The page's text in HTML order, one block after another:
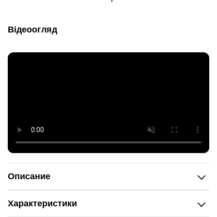
Відеоогляд
Описание
Характеристики